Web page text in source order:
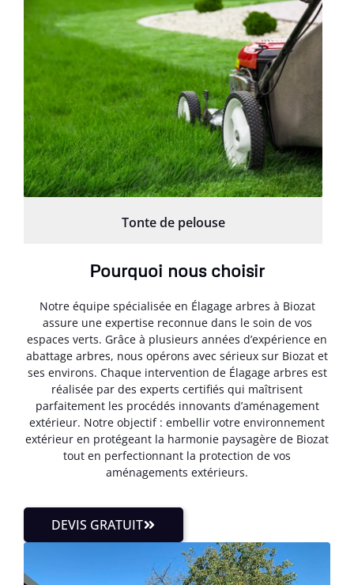
Tonte de pelouse
Pourquoi nous choisir
Notre équipe spécialisée en Élagage arbres à Biozat
assure une expertise reconnue dans le soin de vos
espaces verts. Grâce à plusieurs années d’expérience en
abattage arbres, nous opérons avec sérieux sur Biozat et
ses environs. Chaque intervention de Élagage arbres est
réalisée par des experts certifiés qui maîtrisent
parfaitement les procédés innovants d’aménagement
extérieur. Notre objectif : embellir votre environnement
extérieur en protégeant la harmonie paysagère de Biozat
tout en perfectionnant la protection de vos
aménagements extérieurs.
DEVIS GRATUIT